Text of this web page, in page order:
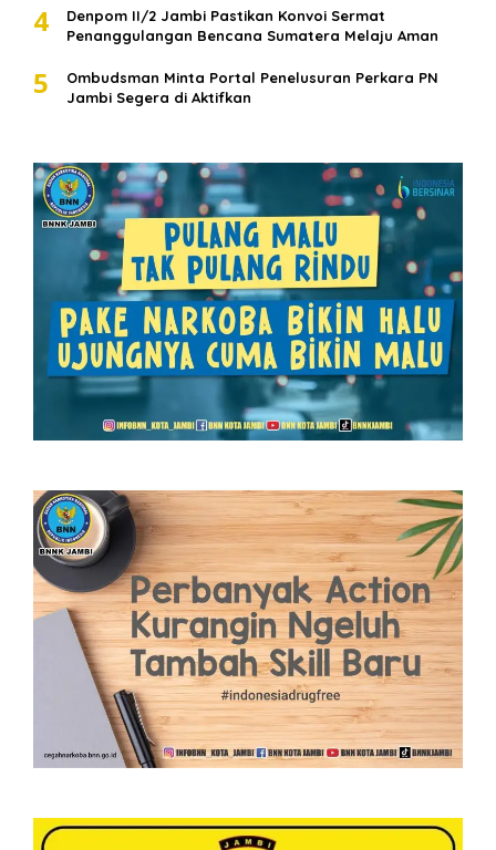
4
Denpom II/2 Jambi Pastikan Konvoi Sermat
Penanggulangan Bencana Sumatera Melaju Aman
5
Ombudsman Minta Portal Penelusuran Perkara PN
Jambi Segera di Aktifkan